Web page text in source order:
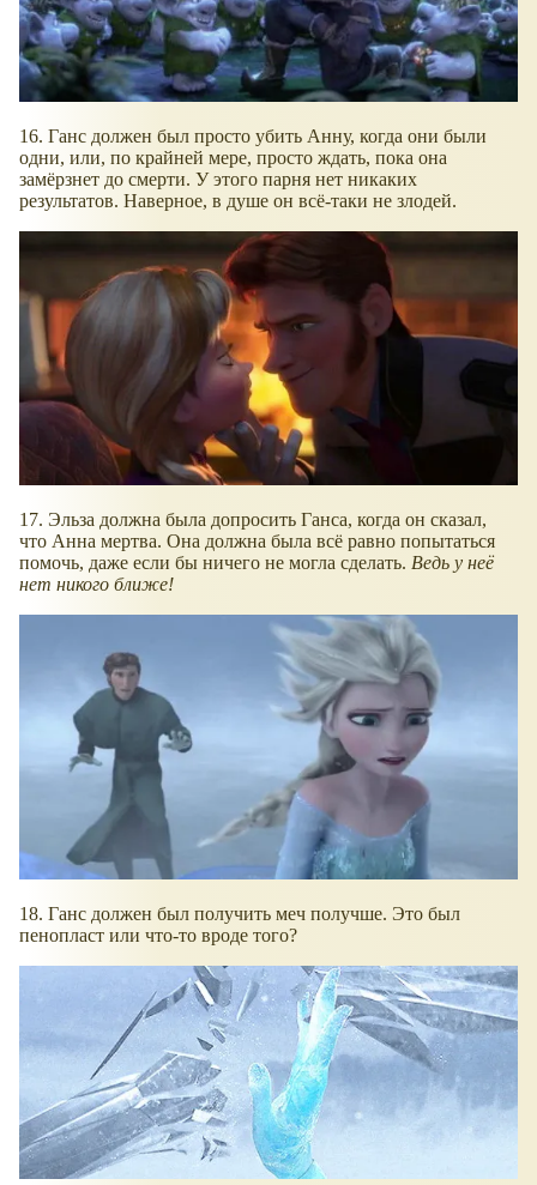
16. Ганс должен был просто убить Анну, когда они были
одни, или, по крайней мере, просто ждать, пока она
замёрзнет до смерти. У этого парня нет никаких
результатов. Наверное, в душе он всё-таки не злодей.
17. Эльза должна была допросить Ганса, когда он сказал,
что Анна мертва. Она должна была всё равно попытаться
помочь, даже если бы ничего не могла сделать. Ведь у неё
нет никого ближе!
18. Ганс должен был получить меч получше. Это был
пенопласт или что-то вроде того?